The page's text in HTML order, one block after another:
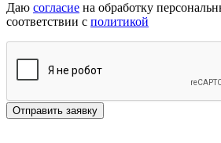
Даю согласие на обработку
соответствии с политикой
Отправить заявку